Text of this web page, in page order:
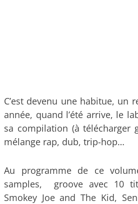
C’est devenu une habitue, un
année, quand l’été arrive, le
sa compilation (à télécharger
mélange rap, dub, trip-hop…
Au programme de ce
samples, groove avec 10
Smokey Joe and The Kid,